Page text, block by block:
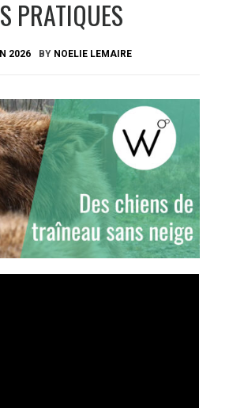
PRATIQUES
2026 BY NOELIE LEMAIRE